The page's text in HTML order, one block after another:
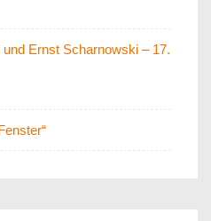
und Ernst Scharnowski – 17.